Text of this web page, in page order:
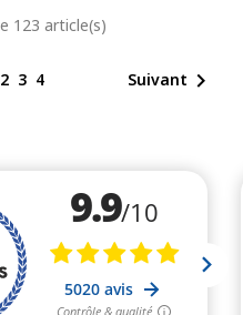
123 article(s)
2 3 4 Suivant 